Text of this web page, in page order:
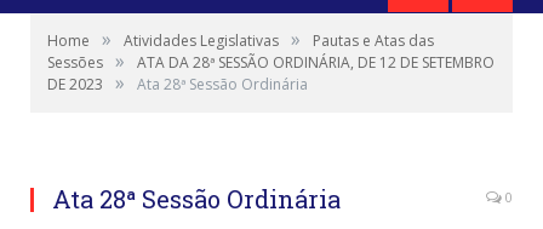
Home » Atividades Legislativas »
Pautas e Atas das
Sessões »
ATA DA 28ª SESSÃO ORDINÁRIA, DE 12 DE SETEMBRO
DE 2023
» Ata 28ª Sessão Ordinária
Ata 28ª Sessão Ordinária 0